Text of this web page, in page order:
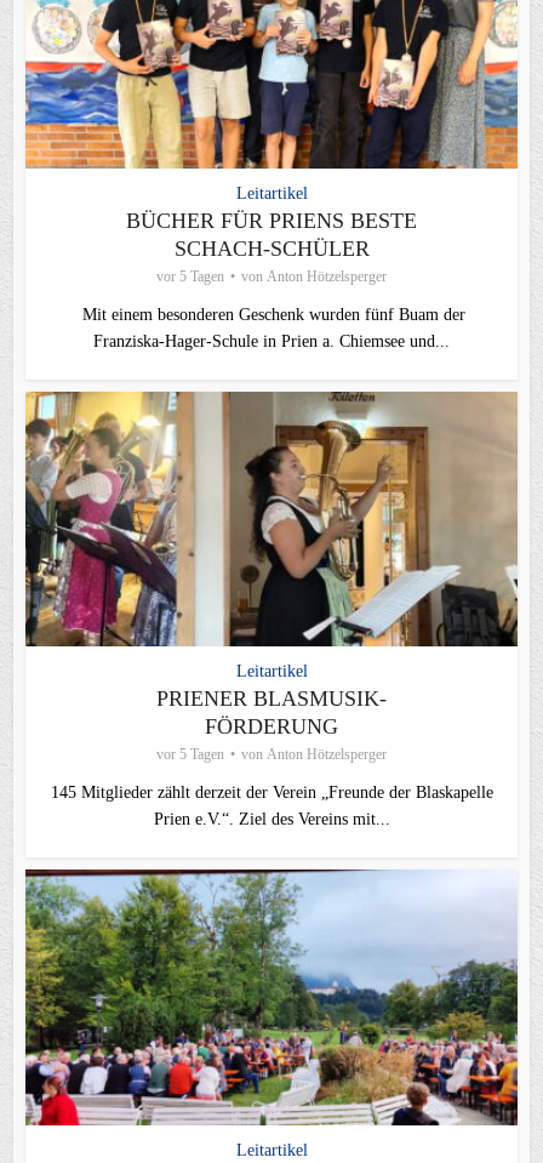
Leitartikel
BÜCHER FÜR PRIENS BESTE
SCHACH-SCHÜLER
vor 5 Tagen von Anton Hötzelsperger
Mit einem besonderen Geschenk wurden fünf Buam der
Franziska-Hager-Schule in Prien a. Chiemsee und...
Leitartikel
PRIENER BLASMUSIK-
FÖRDERUNG
vor 5 Tagen von Anton Hötzelsperger
145 Mitglieder zählt derzeit der Verein „Freunde der Blaskapelle
Prien e.V.“. Ziel des Vereins mit...
Leitartikel